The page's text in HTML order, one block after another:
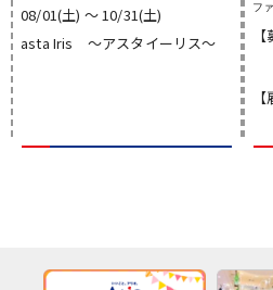
08/01(土) 〜 10/31(土)
asta Iris ～アスタイーリス～
フ